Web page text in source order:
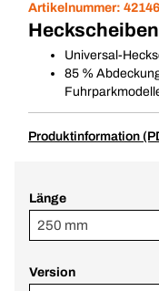
Artikelnummer:
Universal-
85 %
Produktinformation
Länge
250 mm
Version